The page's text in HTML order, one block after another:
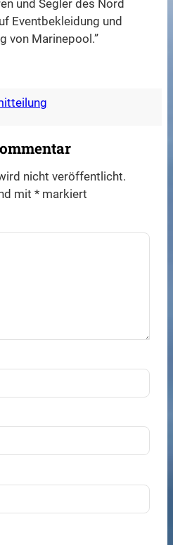
und Segler des Nord
Eventbekleidung und
von Marinepool.”
nicht veröffentlicht.
mit* markiert